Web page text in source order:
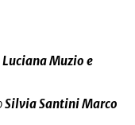
Luciana Muzio e
Silvia Santini Marco